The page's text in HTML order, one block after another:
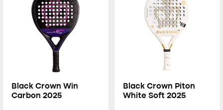
Black Crown Win
Carbon 2025
Black Crown Piton
White Soft 2025